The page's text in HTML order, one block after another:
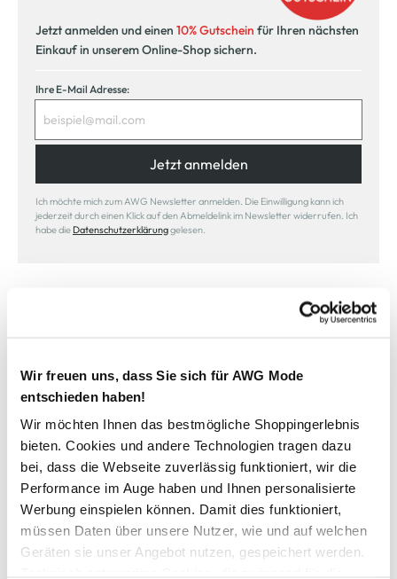
Wir freuen uns, dass Sie sich für AWG Mode
entschieden haben!
Wir möchten Ihnen das bestmögliche Shoppingerlebnis
bieten. Cookies und andere Technologien tragen dazu
bei, dass die Webseite zuverlässig funktioniert, wir die
Performance im Auge haben und Ihnen personalisierte
Werbung einspielen können. Damit dies funktioniert,
müssen Daten über unsere Nutzer, wie und auf welchen
Geräten sie unser Angebot nutzen, gespeichert werden.
Jetzt anmelden und einen 10% Gutschein für Ihren nächsten
Einkauf in unserem Online-Shop sichern.
Ihre E-Mail Adresse:
Jetzt anmelden
Ich möchte mich zum AWG Newsletter anmelden. Die Einwilligung kann ich
jederzeit durch einen Klick auf den Abmeldelink im Newsletter widerrufen. Ich
habe die Datenschutzerklärunggelesen.
Sicher bezahlen
Schneller Versand